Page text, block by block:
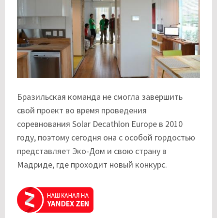
Бразильская команда не смогла завершить
свой проект во время проведения
соревнования Solar Decathlon Europe в 2010
году, поэтому сегодня она с особой гордостью
представляет Эко-Дом и свою страну в
Мадриде, где проходит новый конкурс.